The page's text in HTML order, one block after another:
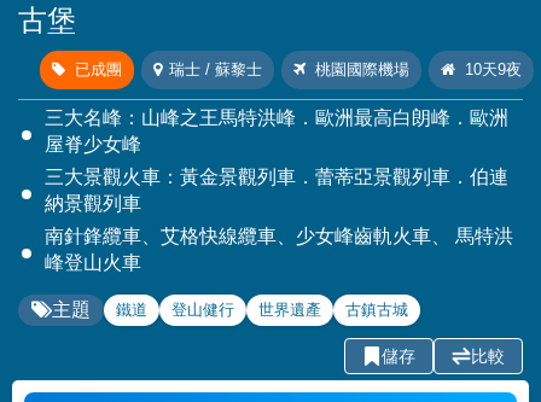
古堡
已成團 瑞士 / 蘇黎士 桃園國際機場 10天9夜
三大名峰：山峰之王馬特洪峰．歐洲最高白朗峰．歐洲
屋脊少女峰
三大景觀火車：黃金景觀列車．蕾蒂亞景觀列車．伯連
納景觀列車
南針鋒纜車、艾格快線纜車、少女峰齒軌火車、 馬特洪
峰登山火車
主題 鐵道 登山健行 世界遺產 古鎮古城
儲存 比較